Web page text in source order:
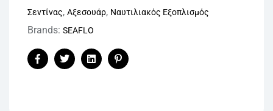
Σεντίνας, Αξεσουάρ, Ναυτιλιακός Εξοπλισμός
Brands: SEAFLO
FacebookTwitterLinkedinPinterest